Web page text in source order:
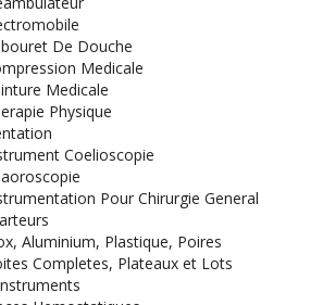
De Douche
Medicale
Medicale
Physique
Coelioscopie
Pour Chirurgie General
Aluminium, Plastique, Poires
Completes, Plateaux et Lots